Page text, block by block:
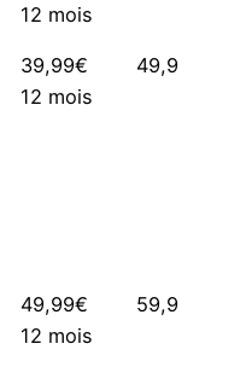
12 mois
39,99€
12 mois
49,99€
49,99€
12 mois
59,99€